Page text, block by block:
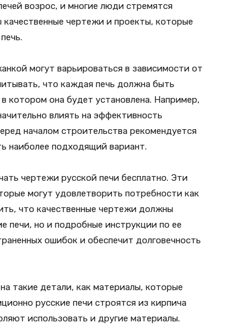
возрос, и многие люди стремятся
чертежи и проекты, которые
могут варьироваться в зависимости от
что каждая печь должна быть
котором она будет установлена. Например,
влиять на эффективность
началом строительства рекомендуется
наиболее подходящий вариант.
чертежи русской печи бесплатно. Эти
могут удовлетворить потребности как
что качественные чертежи должны
печи, но и подробные инструкции по ее
ошибок и обеспечит долговечность
такие детали, как материалы, которые
русские печи строятся из кирпича
использовать и другие материалы.